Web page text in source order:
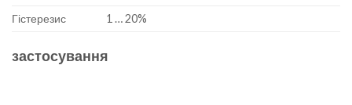
Гістерезис 1 … 20%
застосування